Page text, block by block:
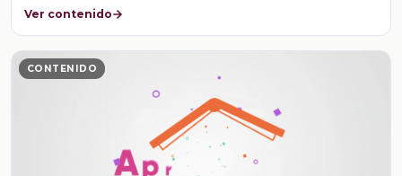
Ver contenido
CONTENIDO